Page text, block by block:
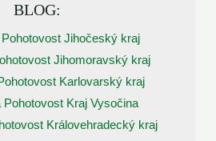
BLOG:
Jihočeský kraj
Jihomoravský kraj
Karlovarský kraj
Kraj Vysočina
Královehradecký kraj